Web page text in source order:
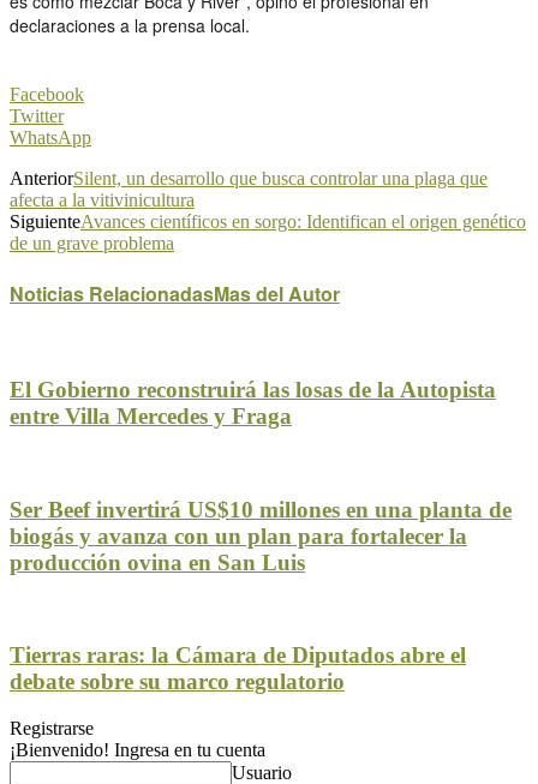
declaraciones a la prensa local.
Facebook
Twitter
WhatsApp
AnteriorSilent, un desarrollo que busca controlar una plaga que
afecta a la vitivinicultura
SiguienteAvances científicos en sorgo: Identifican el origen genético
de un grave problema
Noticias RelacionadasMas del Autor
El Gobierno reconstruirá las losas de la Autopista
entre Villa Mercedes y Fraga
Ser Beef invertirá US$10 millones en una planta de
biogás y avanza con un plan para fortalecer la
producción ovina en San Luis
Tierras raras: la Cámara de Diputados abre el
debate sobre su marco regulatorio
Registrarse
¡Bienvenido! Ingresa en tu cuenta
Usuario